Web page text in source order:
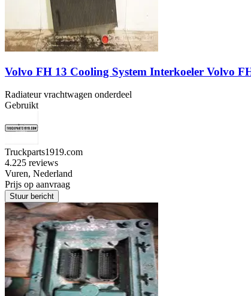
Volvo FH 13 Cooling System Interkoeler Volvo
Radiateur vrachtwagen onderdeel
Gebruikt
Truckparts1919.com
4.225 reviews
Vuren, Nederland
Prijs op aanvraag
Stuur bericht